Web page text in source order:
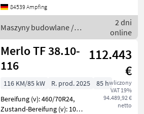
Leergewicht: 6400 kg,
Gesamtgewicht: 6400 kg,
Motortyp: Kohle
84539 Ampfing
Maszyny budowlane /
Merlo
2 dni
online
Merlo TF 38.10-
116
112.443
€
wliczony
VAT 19%
94.489,92 €
netto
116 KM/85 kW R. prod. 2025
85 h
Bereifung (v): 460/70R24,
Zustand-Bereifung (v): 100